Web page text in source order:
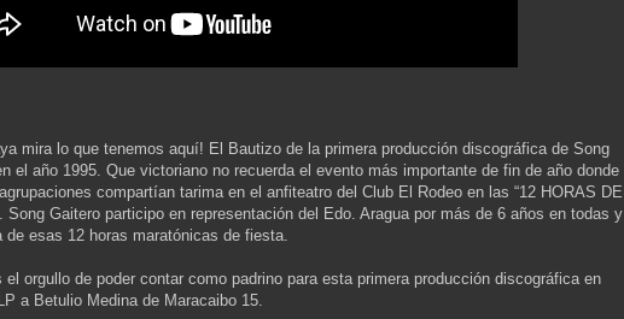
mira lo que tenemos aquí! El Bautizo de la primera producción discográfica de Song
el año 1995. Que victoriano no recuerda el evento más importante de fin de año donde
compartían tarima en el anfiteatro del Club El Rodeo en las “12 HORAS DE
Song Gaitero participo en representación del Edo. Aragua por más de 6 años en todas y
de esas 12 horas maratónicas de fiesta.
el orgullo de poder contar como padrino para esta primera producción discográfica en
a Betulio Medina de Maracaibo 15.